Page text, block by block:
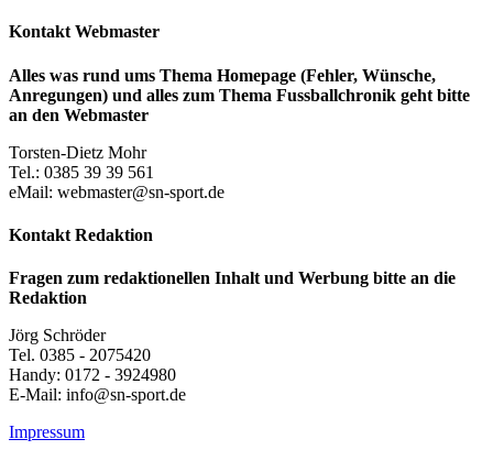
Kontakt Webmaster
Alles was rund ums Thema Homepage (Fehler, Wünsche,
Anregungen) und alles zum Thema Fussballchronik geht bitte
an den Webmaster
Torsten-Dietz Mohr
Tel.: 0385 39 39 561
eMail: webmaster@sn-sport.de
Kontakt Redaktion
Fragen zum redaktionellen Inhalt und Werbung bitte an die
Redaktion
Jörg Schröder
Tel. 0385 - 2075420
Handy: 0172 - 3924980
E-Mail: info@sn-sport.de
Impressum